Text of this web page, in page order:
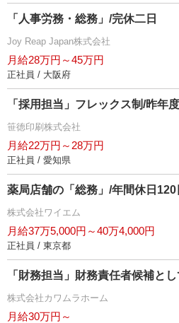
「人事労務・総務」/完休二日
Joy Reap Japan株式会社
月給28万円～45万円
正社員 / 大阪府
「採用担当」フレックス制/昨年
笹徳印刷株式会社
月給22万円～28万円
正社員 / 愛知県
薬局店舗の「総務」/年間休日
株式会社ワイエム
月給37万5,000円～40万4,000円
正社員 / 東京都
「財務担当」財務責任者候補と
株式会社カワムラホーム
月給30万円～